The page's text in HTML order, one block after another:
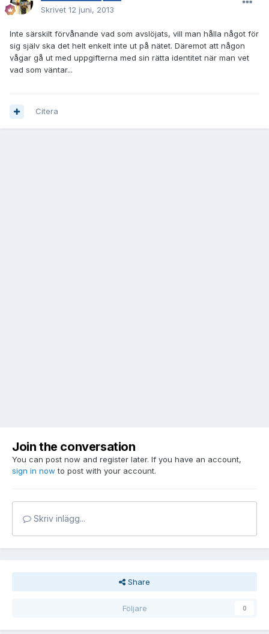
Skrivet 12 juni, 2013
Inte särskilt förvånande vad som avslöjats, vill man hålla något för
sig själv ska det helt enkelt inte ut på nätet. Däremot att någon
vågar gå ut med uppgifterna med sin rätta identitet när man vet
vad som väntar...
Citera
Join the conversation
You can post now and register later. If you have an account,
sign in now to post with your account.
Skriv inlägg...
Share
Följare 0